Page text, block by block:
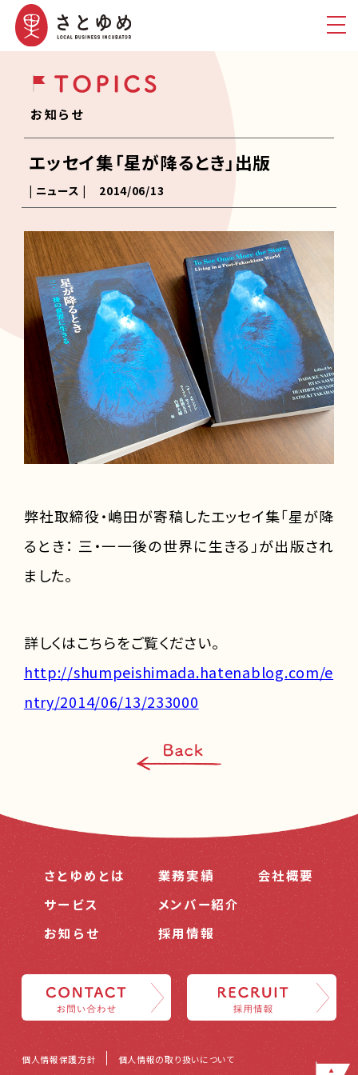
お知らせ
エッセイ集「星が降るとき」出版
| ニュース | 2014/06/13
弊社取締役・嶋田が寄稿したエッセイ集「星が降
るとき： 三・一一後の世界に生きる」が出版され
ました。
詳しくはこちらをご覧ください。
http://shumpeishimada.hatenablog.com/e
ntry/2014/06/13/233000
さとゆめとは
サービス
お知らせ
業務実績
メンバー紹介
採用情報
会社概要
個人情報保護方針 個人情報の取り扱いについて